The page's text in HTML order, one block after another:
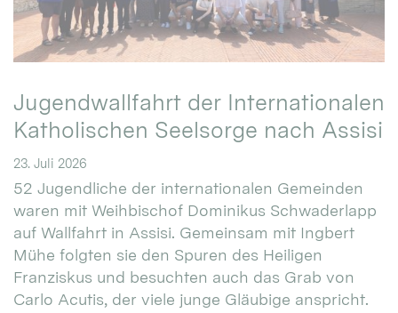
Jugendwallfahrt der Internationalen
Katholischen Seelsorge nach Assisi
23. Juli 2026
52 Jugendliche der internationalen Gemeinden
waren mit Weihbischof Dominikus Schwaderlapp
auf Wallfahrt in Assisi. Gemeinsam mit Ingbert
Mühe folgten sie den Spuren des Heiligen
Franziskus und besuchten auch das Grab von
Carlo Acutis, der viele junge Gläubige anspricht.